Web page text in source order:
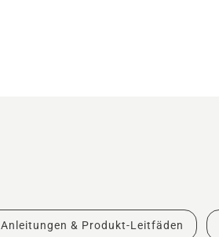
Anleitungen & Produkt-Leitfäden